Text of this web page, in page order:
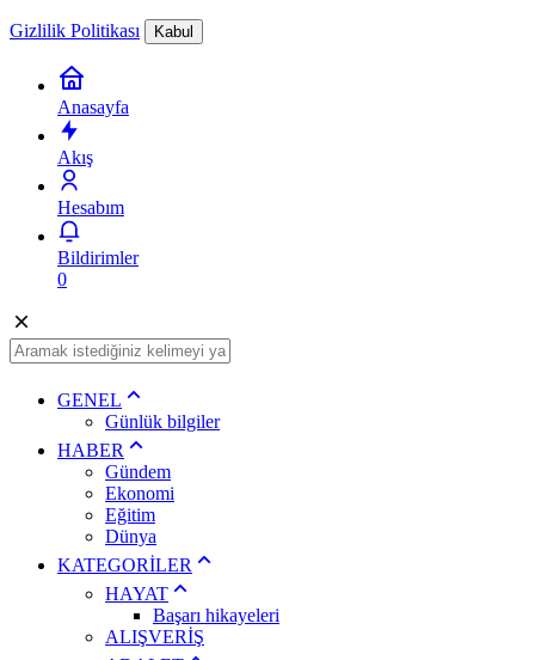
Gizlilik Politikası Kabul
Anasayfa
Akış
Hesabım
Bildirimler
0
GENEL
Günlük bilgiler
HABER
Gündem
Ekonomi
Eğitim
Dünya
KATEGORİLER
HAYAT
Başarı hikayeleri
ALIŞVERİŞ